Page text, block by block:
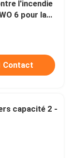
l'incendie
6 pour la
Contact
capacité 2 -